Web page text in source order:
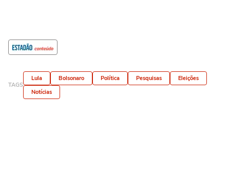
TAGS
Lula Bolsonaro Política Pesquisas
Eleições
Notícias